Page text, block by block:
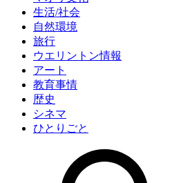
生活/社会
自然環境
旅行
ウエリントン情報
アート
教育事情
歴史
シネマ
ひとりごと